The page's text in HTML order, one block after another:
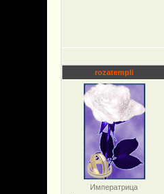
rozatempli
Императрица